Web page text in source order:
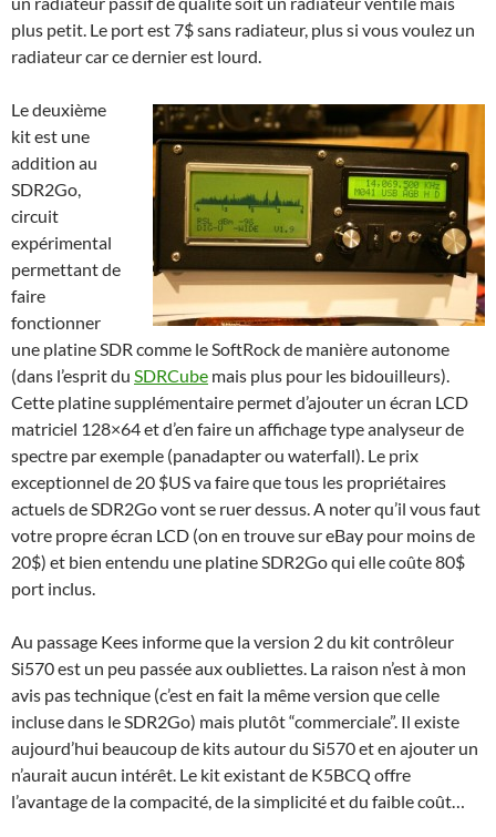
plus petit. Le port est 7$ sans radiateur, plus si vous voulez un
radiateur car ce dernier est lourd.
Le deuxième
kit est une
addition au
SDR2Go,
circuit
expérimental
permettant de
faire
fonctionner
une platine SDR comme le SoftRock de manière autonome
(dans l’esprit du SDRCube mais plus pour les bidouilleurs).
Cette platine supplémentaire permet d’ajouter un écran LCD
matriciel 128×64 et d’en faire un affichage type analyseur de
spectre par exemple (panadapter ou waterfall). Le prix
exceptionnel de 20 $US va faire que tous les propriétaires
actuels de SDR2Go vont se ruer dessus. A noter qu’il vous faut
votre propre écran LCD (on en trouve sur eBay pour moins de
20$) et bien entendu une platine SDR2Go qui elle coûte 80$
port inclus.
Au passage Kees informe que la version 2 du kit contrôleur
Si570 est un peu passée aux oubliettes. La raison n’est à mon
avis pas technique (c’est en fait la même version que celle
incluse dans le SDR2Go) mais plutôt “commerciale”. Il existe
aujourd’hui beaucoup de kits autour du Si570 et en ajouter un
n’aurait aucun intérêt. Le kit existant de K5BCQ offre
l’avantage de la compacité, de la simplicité et du faible coût…